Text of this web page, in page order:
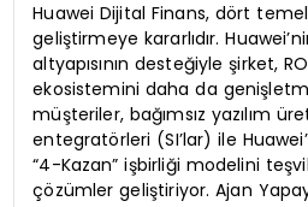
Huawei Dijital Finans, dört
geliştirmeye kararlıdır.
altyapısının desteğiyle şirket,
ekosistemini daha da
müşteriler, bağımsız yazılım
entegratörleri (SI’lar) ile
“4-Kazan” işbirliği modelini
çözümler geliştiriyor. Ajan